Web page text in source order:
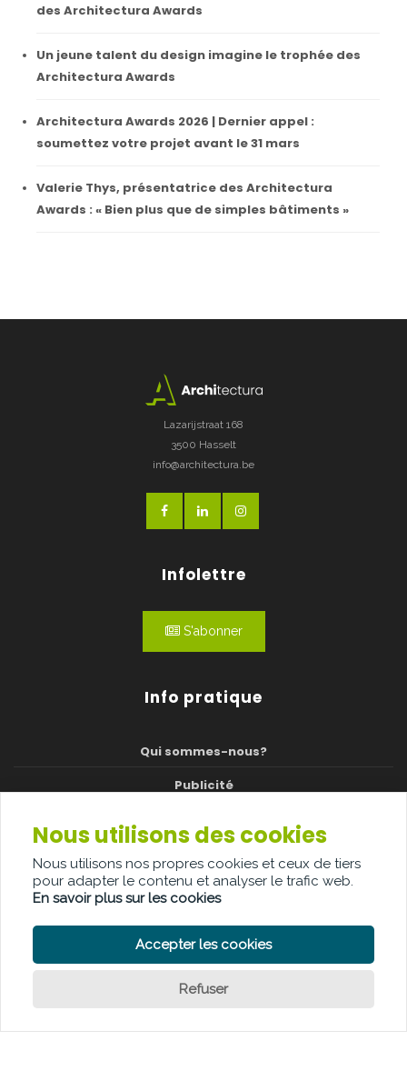
des Architectura Awards
Un jeune talent du design imagine le trophée des
Architectura Awards
Architectura Awards 2026 | Dernier appel :
soumettez votre projet avant le 31 mars
Valerie Thys, présentatrice des Architectura
Awards : « Bien plus que de simples bâtiments »
Lazarijstraat 168
3500 Hasselt
info@architectura.be
Infolettre
S'abonner
Info pratique
Qui sommes-nous?
Publicité
Cérémonie
POLITIQUE DE CONFIDENTIALITÉ
© Copyright Palindroom 2026
Nous utilisons des cookies
Nous utilisons nos propres cookies et ceux de tiers
pour adapter le contenu et analyser le trafic web.
En savoir plus sur les cookies
Accepter les cookies
Refuser